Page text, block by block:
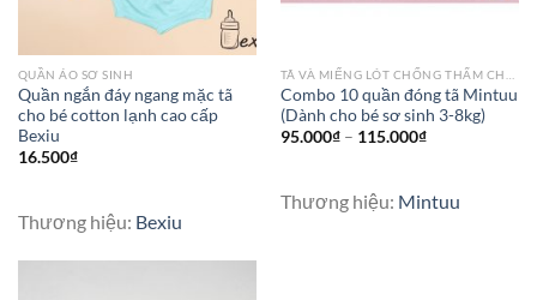
QUẦN ÁO SƠ SINH
Quần ngắn đáy ngang mặc tã
cho bé cotton lạnh cao cấp
Bexiu
16.500₫
Thương hiệu: Bexiu
Combo 10 quần đóng tã Mintuu
(Dành cho bé sơ sinh 3-8kg)
95.000₫– 115.000₫
Thương hiệu: Mintuu